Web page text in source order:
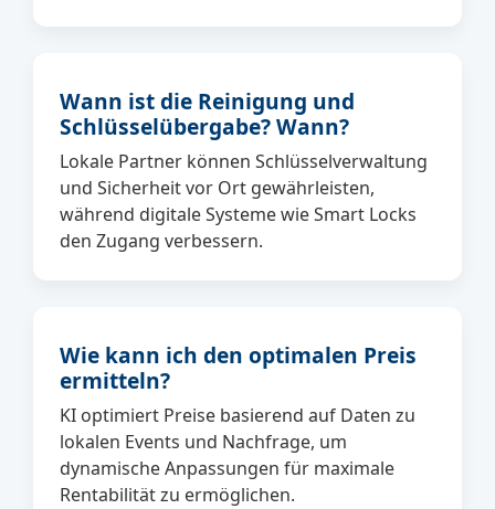
Wann ist die Reinigung und
Schlüsselübergabe? Wann?
Lokale Partner können Schlüsselverwaltung
und Sicherheit vor Ort gewährleisten,
während digitale Systeme wie Smart Locks
den Zugang verbessern.
Wie kann ich den optimalen Preis
ermitteln?
KI optimiert Preise basierend auf Daten zu
lokalen Events und Nachfrage, um
dynamische Anpassungen für maximale
Rentabilität zu ermöglichen.